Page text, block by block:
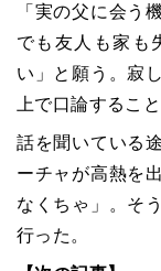
「実の父に会う
でも友人も家も
い」と願う。寂
上で口論すること
話を聞いている
ーチャが高熱を
なくちゃ」。そ
行った。